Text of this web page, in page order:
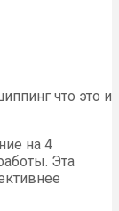
что это и
на 4
Эта